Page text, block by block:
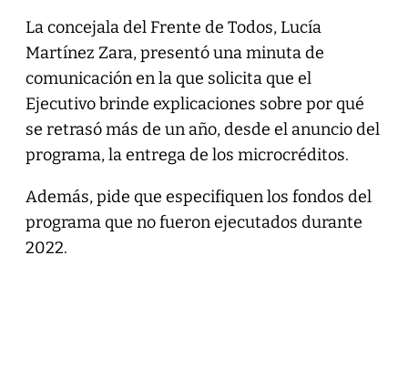
La concejala del Frente de Todos, Lucía
Martínez Zara, presentó una minuta de
comunicación en la que solicita que el
Ejecutivo brinde explicaciones sobre por qué
se retrasó más de un año, desde el anuncio del
programa, la entrega de los microcréditos.
Además, pide que especifiquen los fondos del
programa que no fueron ejecutados durante
2022.